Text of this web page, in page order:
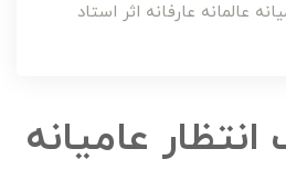
عالمانه عارفانه اثر استاد
عامیانه